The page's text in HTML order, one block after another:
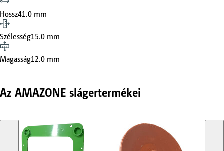
Hossz41.0 mm
Szélesség15.0 mm
Magasság12.0 mm
Az AMAZONE slágertermékei